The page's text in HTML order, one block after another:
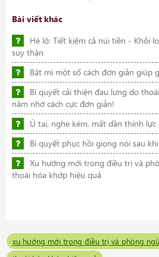
Bài viết khác
Hé lộ: Tiết kiệm cả núi tiền - Khỏi
suy thận
Bật mí một số cách đơn giản giúp
Bí quyết cải thiện đau lưng do
năm nhờ cách cực đơn giản!
Ù tai, nghe kém, mất dần thính lực
Bí quyết phục hồi giọng nói sau
Xu hướng mới trong điều trị và
thoái hóa khớp hiệu quả
xu hướng mới trong điều trị và phòng